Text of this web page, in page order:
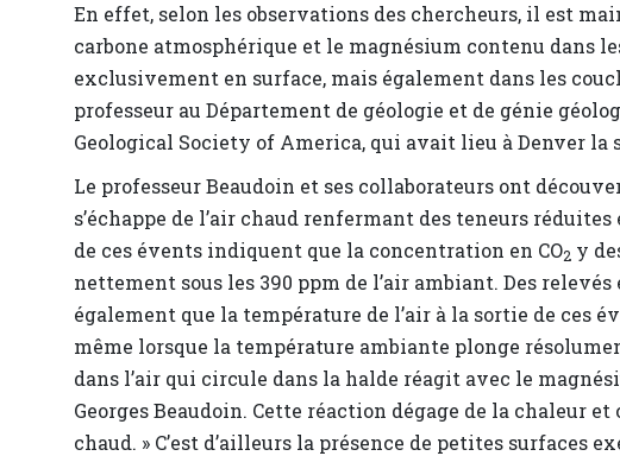
En effet, selon les observations des chercheurs, il est
carbone atmosphérique et le magnésium contenu dans
exclusivement en surface, mais également dans les
professeur au Département de géologie et de génie
Geological Society of America, qui avait lieu à Denver la
Le professeur Beaudoin et ses collaborateurs ont
s’échappe de l’air chaud renfermant des teneurs réduites
de ces évents indiquent que la concentration en CO2 y
nettement sous les 390 ppm de l’air ambiant. Des
également que la température de l’air à la sortie de ces
même lorsque la température ambiante plonge
dans l’air qui circule dans la halde réagit avec le
Georges Beaudoin. Cette réaction dégage de la chaleur et
chaud. » C’est d’ailleurs la présence de petites surfaces